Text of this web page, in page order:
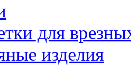
для
изделия